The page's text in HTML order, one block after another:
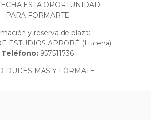
ESTA OPORTUNIDAD
PARA FORMARTE
y reserva de plaza:
ESTUDIOS APROBÉ (Lucena)
Teléfono:957511736
DUDES MÁS Y FÓRMATE